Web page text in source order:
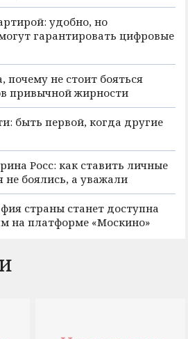
удобно, но
гарантировать цифровые
почему не стоит бояться
привычной жирности
быть первой, когда другие
Росс: как ставить личные
не боялись, а уважали
страны станет доступна
на платформе «Москино»